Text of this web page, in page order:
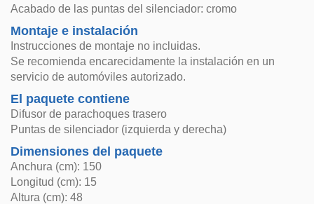
Acabado de las puntas del silenciador: cromo
Montaje e instalación
Instrucciones de montaje no incluidas.
Se recomienda encarecidamente la instalación en un
servicio de automóviles autorizado.
El paquete contiene
Difusor de parachoques trasero
Puntas de silenciador (izquierda y derecha)
Dimensiones del paquete
Anchura (cm): 150
Longitud (cm): 15
Altura (cm): 48